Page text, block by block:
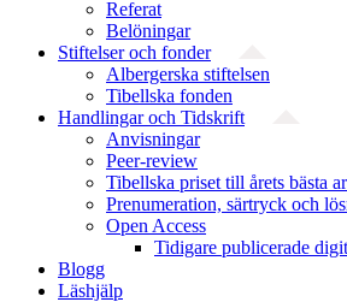
Referat
Belöningar
Stiftelser och fonder
Albergerska stiftelsen
Tibellska fonden
Handlingar och Tidskrift
Anvisningar
Peer-review
Tibellska priset till årets bästa
Prenumeration, särtryck och
Open Access
Tidigare publicerade
Blogg
Läshjälp